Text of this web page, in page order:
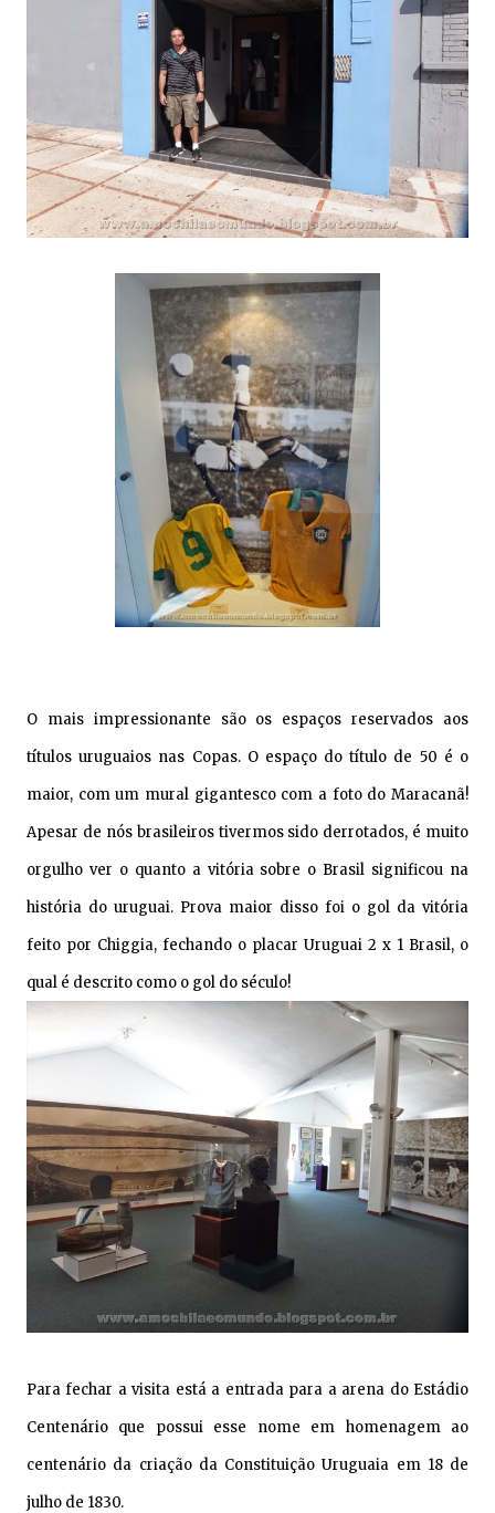
O mais impressionante são os espaços reservados aos
títulos uruguaios nas Copas. O espaço do título de 50 é o
maior, com um mural gigantesco com a foto do Maracanã!
Apesar de nós brasileiros tivermos sido derrotados, é muito
orgulho ver o quanto a vitória sobre o Brasil significou na
história do uruguai. Prova maior disso foi o gol da vitória
feito por Chiggia, fechando o placar Uruguai 2 x 1 Brasil, o
qual é descrito como o gol do século!
Para fechar a visita está a entrada para a arena do Estádio
Centenário que possui esse nome em homenagem ao
centenário da criação da Constituição Uruguaia em 18 de
julho de 1830.